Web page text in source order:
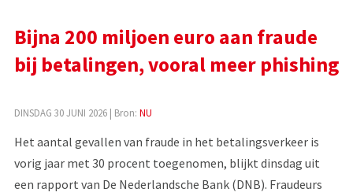
Bijna 200 miljoen euro aan fraude
bij betalingen, vooral meer phishing
DINSDAG 30 JUNI 2026| Bron: NU
Het aantal gevallen van fraude in het betalingsverkeer is
vorig jaar met 30 procent toegenomen, blijkt dinsdag uit
een rapport van De Nederlandsche Bank (DNB). Fraudeurs